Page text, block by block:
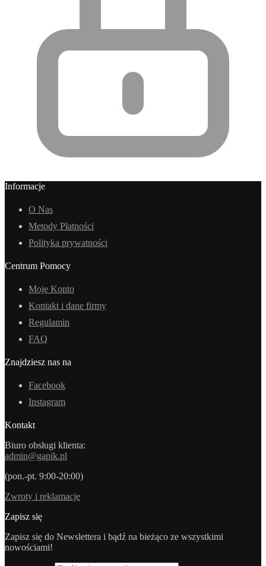
Informacje
O Nas
Metody Płatności
Polityka prywatności
Centrum Pomocy
Moje Konto
Kontakt i dane firmy
Regulamin
FAQ
Znajdziesz nas na
Facebook
Instagram
Kontakt
Biuro obsługi klienta:
admin@gapik.pl
(pon.-pt. 9:00-20:00)
Zwroty i reklamacje
Zapisz się
Zapisz się do Newslettera i bądź na bieżąco ze wszystkimi
nowościami!